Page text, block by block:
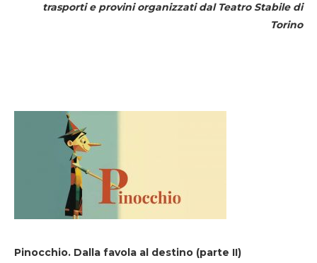
trasporti e provini organizzati dal Teatro Stabile di
Torino
Pinocchio. Dalla favola al destino (parte II)